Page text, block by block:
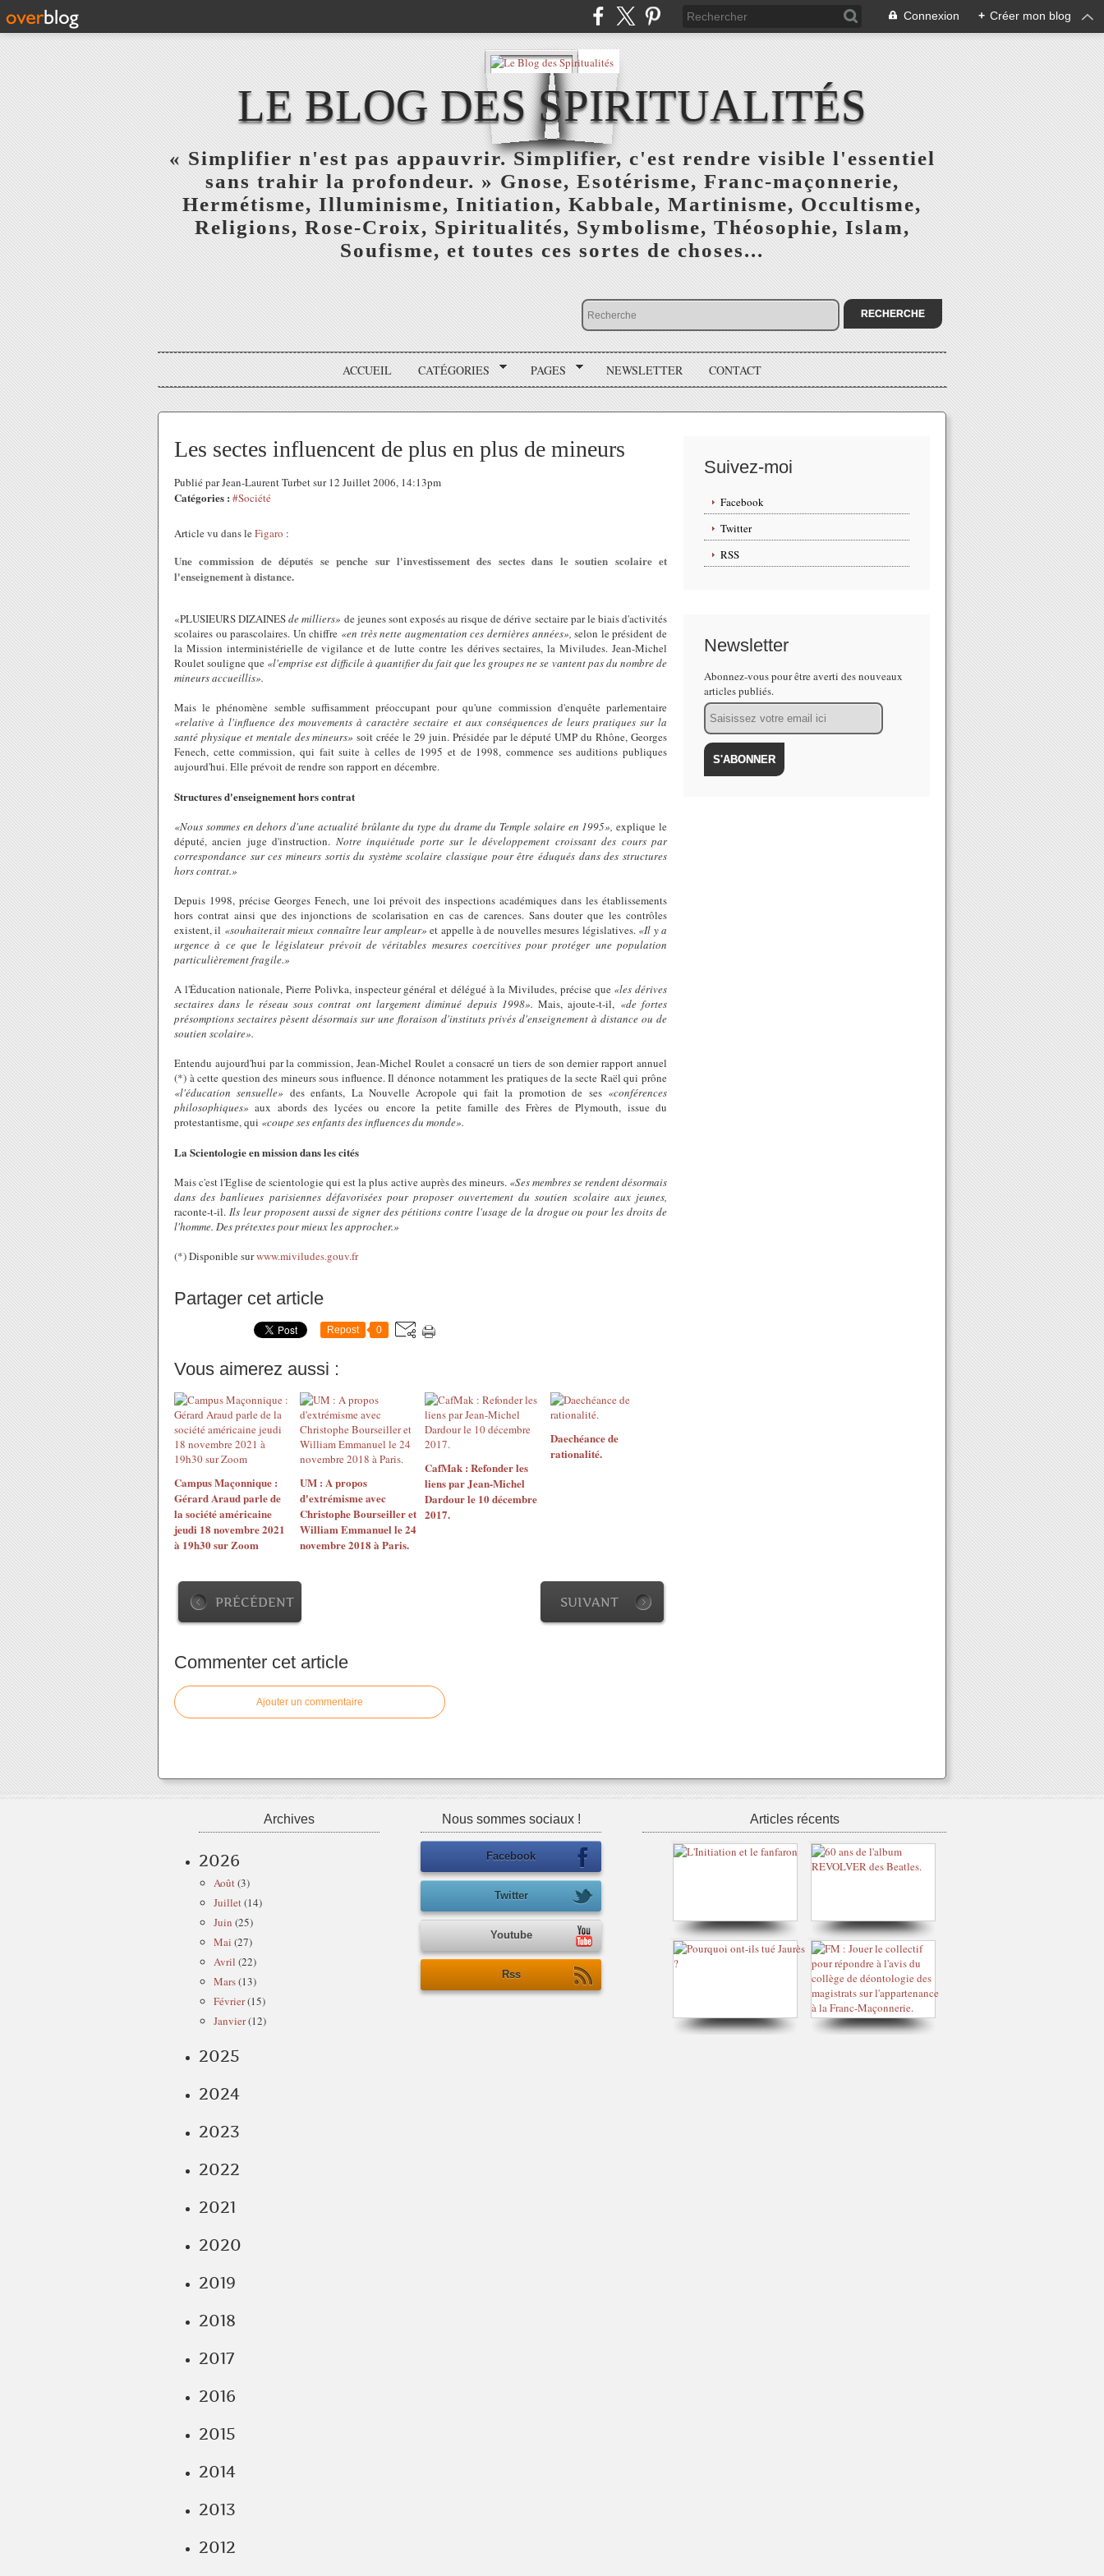
Connexion + Créer mon blog
LE BLOG DES SPIRITUALITÉS
« Simplifier n'est pas appauvrir. Simplifier, c'est rendre visible l'essentiel
sans trahir la profondeur. » Gnose, Esotérisme, Franc-maçonnerie,
Hermétisme, Illuminisme, Initiation, Kabbale, Martinisme, Occultisme,
Religions, Rose-Croix, Spiritualités, Symbolisme, Théosophie, Islam,
Soufisme, et toutes ces sortes de choses...
ACCUEIL CATÉGORIES PAGES NEWSLETTER CONTACT
Les sectes influencent de plus en plus de mineurs
Publié par Jean-Laurent Turbet sur 12 Juillet 2006, 14:13pm
Catégories : #Société
Article vu dans leFigaro :
Une commission de députés se penche sur l'investissement des sectes dans le soutien scolaire et
l'enseignement à distance.
«PLUSIEURS DIZAINESde milliers» de jeunes sont exposés au risque de dérive sectaire par le biais d'activités
scolaires ou parascolaires. Un chiffre «en très nette augmentation ces dernières années»,selon le président de
la Mission interministérielle de vigilance et de lutte contre les dérives sectaires, la Miviludes. Jean-Michel
Roulet souligne que «l'emprise est difficile à quantifier du fait que les groupes ne se vantent pas du nombre de
mineurs accueillis».
Mais le phénomène semble suffisamment préoccupant pour qu'une commission d'enquête parlementaire
«relative à l'influence des mouvements à caractère sectaire et aux conséquences de leurs pratiques sur la
santé physique et mentale des mineurs»soit créée le 29 juin. Présidée par le député UMP du Rhône, Georges
Fenech, cette commission, qui fait suite à celles de 1995 et de 1998, commence ses auditions publiques
aujourd'hui. Elle prévoit de rendre son rapport en décembre.
Structures d'enseignement hors contrat
«Nous sommes en dehors d'une actualité brûlante du type du drame du Temple solaire en 1995»,explique le
député, ancien juge d'instruction. Notre inquiétude porte sur le développement croissant des cours par
correspondance sur ces mineurs sortis du système scolaire classique pour être éduqués dans des structures
hors contrat.»
Depuis 1998, précise Georges Fenech, une loi prévoit des inspections académiques dans les établissements
hors contrat ainsi que des injonctions de scolarisation en cas de carences. Sans douter que les contrôles
existent, il «souhaiterait mieux connaître leur ampleur»et appelle à de nouvelles mesures législatives. «Il y a
urgence à ce que le législateur prévoit de véritables mesures coercitives pour protéger une population
particulièrement fragile.»
A l'Éducation nationale, Pierre Polivka, inspecteur général et délégué à la Miviludes, précise que «les dérives
sectaires dans le réseau sous contrat ont largement diminué depuis 1998».Mais, ajoute-t-il, «de fortes
présomptions sectaires pèsent désormais sur une floraison d'instituts privés d'enseignement à distance ou de
soutien scolaire».
Entendu aujourd'hui par la commission, Jean-Michel Roulet a consacré un tiers de son dernier rapport annuel
(*) à cette question des mineurs sous influence. Il dénonce notamment les pratiques de la secte Raël qui prône
«l'éducation sensuelle» des enfants, La Nouvelle Acropole qui fait la promotion de ses «conférences
philosophiques»aux abords des lycées ou encore la petite famille des Frères de Plymouth, issue du
protestantisme, qui «coupe ses enfants des influences du monde».
La Scientologie en mission dans les cités
Mais c'est l'Eglise de scientologie qui est la plus active auprès des mineurs. «Ses membres se rendent désormais
dans des banlieues parisiennes défavorisées pour proposer ouvertement du soutien scolaire aux jeunes,
raconte-t-il. Ils leur proposent aussi de signer des pétitions contre l'usage de la drogue ou pour les droits de
l'homme. Des prétextes pour mieux les approcher.»
(*) Disponible surwww.miviludes.gouv.fr
Partager cet article
Repost 0
Vous aimerez aussi :
Campus Maçonnique :
Gérard Araud parle de
la société américaine
jeudi 18 novembre 2021
à 19h30 sur Zoom
UM : A propos
d'extrémisme avec
Christophe Bourseiller et
William Emmanuel le 24
novembre 2018 à Paris.
CafMak : Refonder les
liens par Jean-Michel
Dardour le 10 décembre
2017.
Daechéance de
rationalité.
PRÉCÉDENT SUIVANT
Commenter cet article
Ajouter un commentaire
Suivez-moi
Facebook
Twitter
RSS
Newsletter
Abonnez-vous pour être averti des nouveaux
articles publiés.
Email
Archives
2026
Août(3)
Juillet(14)
Juin (25)
Mai (27)
Avril (22)
Mars(13)
Février(15)
Janvier(12)
2025
2024
2023
2022
2021
2020
2019
2018
2017
2016
2015
2014
2013
2012
Nous sommes sociaux !
Facebook
Twitter
Youtube
Rss
Articles récents